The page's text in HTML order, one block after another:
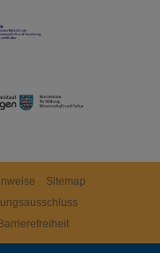
Sitemap